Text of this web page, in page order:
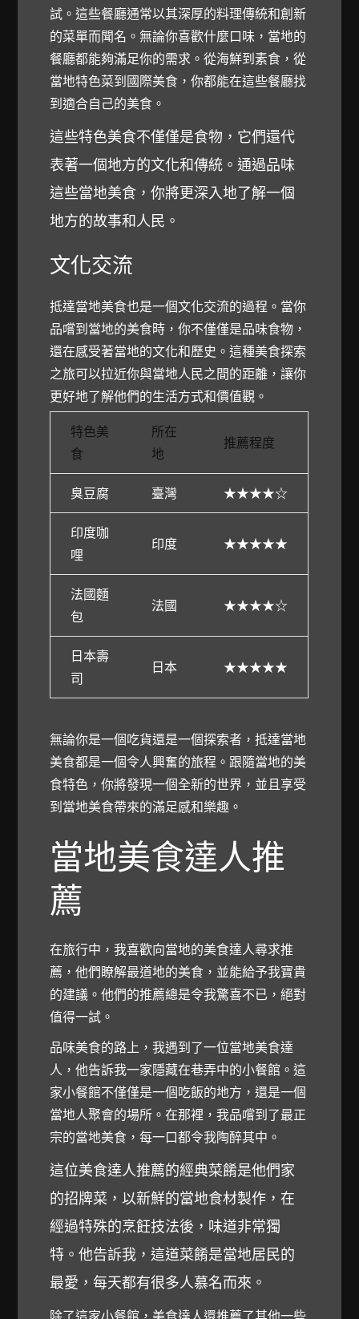
試。這些餐廳通常以其深厚的料理傳統和創新
的菜單而聞名。無論你喜歡什麼口味，當地的
餐廳都能夠滿足你的需求。從海鮮到素食，從
當地特色菜到國際美食，你都能在這些餐廳找
到適合自己的美食。
這些特色美食不僅僅是食物，它們還代
表著一個地方的文化和傳統。通過品味
這些當地美食，你將更深入地了解一個
地方的故事和人民。
文化交流
抵達當地美食也是一個文化交流的過程。當你
品嚐到當地的美食時，你不僅僅是品味食物，
還在感受著當地的文化和歷史。這種美食探索
之旅可以拉近你與當地人民之間的距離，讓你
更好地了解他們的生活方式和價值觀。
特色美
食
所在
地
推薦程度
臭豆腐 臺灣 ★★★★☆
印度咖
哩
印度 ★★★★★
法國麵
包
法國 ★★★★☆
日本壽
司
日本 ★★★★★
無論你是一個吃貨還是一個探索者，抵達當地
美食都是一個令人興奮的旅程。跟隨當地的美
食特色，你將發現一個全新的世界，並且享受
到當地美食帶來的滿足感和樂趣。
當地美食達人推
薦
在旅行中，我喜歡向當地的美食達人尋求推
薦，他們瞭解最道地的美食，並能給予我寶貴
的建議。他們的推薦總是令我驚喜不已，絕對
值得一試。
品味美食的路上，我遇到了一位當地美食達
人，他告訴我一家隱藏在巷弄中的小餐館。這
家小餐館不僅僅是一個吃飯的地方，還是一個
當地人聚會的場所。在那裡，我品嚐到了最正
宗的當地美食，每一口都令我陶醉其中。
這位美食達人推薦的經典菜餚是他們家
的招牌菜，以新鮮的當地食材製作，在
經過特殊的烹飪技法後，味道非常獨
特。他告訴我，這道菜餚是當地居民的
最愛，每天都有很多人慕名而來。
除了這家小餐館，美食達人還推薦了其他一些